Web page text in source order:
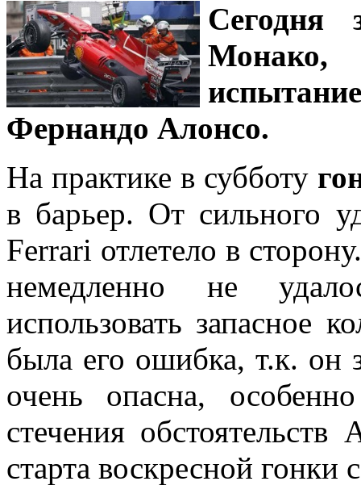
Сегодня
Монако,
Фернандо Алонсо.
На практике в субботу
в барьер. От сильного
Ferrari отлетело в
немедленно не
использовать запасное
была его ошибка, т.к. он
очень опасна,
стечения
старта воскресной гонки